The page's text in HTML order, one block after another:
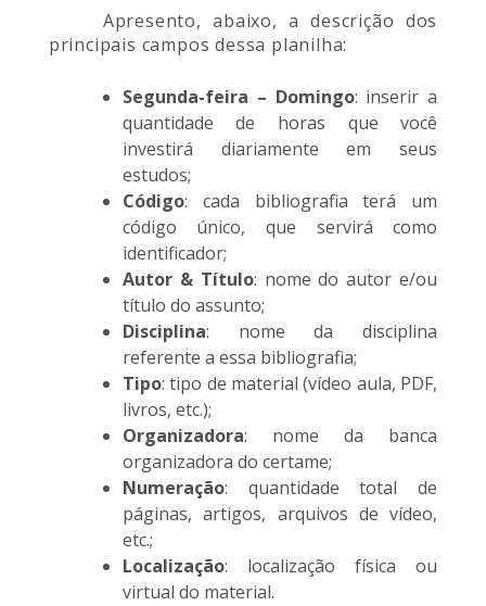
Apresento, abaixo, a descrição dos
principais campos dessa planilha:
Segunda-feira – Domingo: inserir a
quantidade de horas que você
investirá diariamente em seus
estudos;
Código: cada bibliografia terá um
código único, que servirá como
identificador;
Autor & Título: nome do autor e/ou
título do assunto;
Disciplina: nome da disciplina
referente a essa bibliografia;
Tipo: tipo de material (vídeo aula, PDF,
livros, etc.);
Organizadora: nome da banca
organizadora do certame;
Numeração: quantidade total de
páginas, artigos, arquivos de vídeo,
etc.;
Localização: localização física ou
virtual do material.